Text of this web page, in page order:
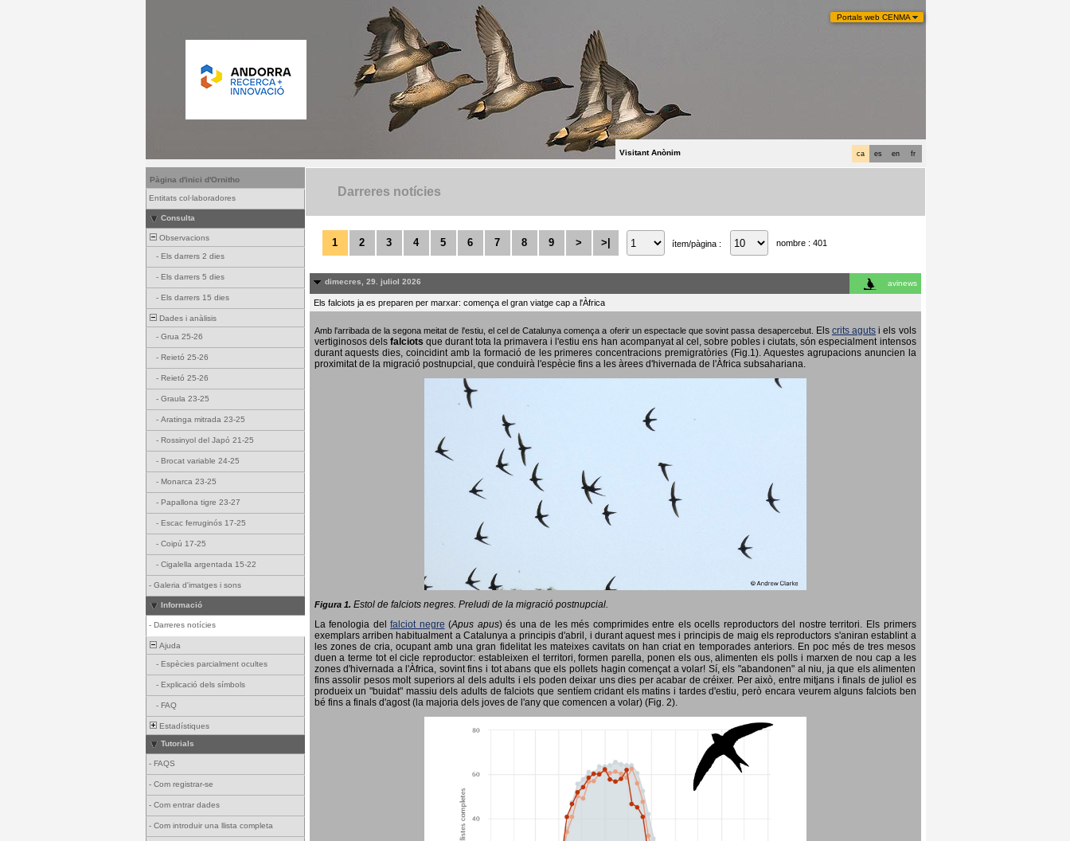
Portals web CENMA
fr
en
es
ca
Visitant Anònim
Pàgina d'inici d'Ornitho
Entitats col·laboradores
Consulta
Observacions
- Els darrers 2 dies
- Els darrers 5 dies
- Els darrers 15 dies
Dades i anàlisis
- Grua 25-26
- Reietó 25-26
- Reietó 25-26
- Graula 23-25
- Aratinga mitrada 23-25
- Rossinyol del Japó 21-25
- Brocat variable 24-25
- Monarca 23-25
- Papallona tigre 23-27
- Escac ferruginós 17-25
- Coipú 17-25
- Cigalella argentada 15-22
- Galeria d'imatges i sons
Informació
- Darreres notícies
Ajuda
- Espècies parcialment ocultes
- Explicació dels símbols
- FAQ
Estadístiques
Tutorials
- FAQS
- Com registrar-se
- Com entrar dades
- Com introduir una llista completa
Darreres notícies
1 2 3 4 5 6 7 8 9 > >| ítem/pàgina : nombre : 401
dimecres, 29. juliol 2026 avinews
Els falciots ja es preparen per marxar: comença el gran viatge cap a l'Àfrica
Amb l'arribada de la segona meitat de l'estiu, el cel de Catalunya comença a oferir un espectacle que sovint passa desapercebut. Els crits aguts i els vols
vertiginosos dels falciots que durant tota la primavera i l'estiu ens han acompanyat al cel, sobre pobles i ciutats, són especialment intensos
durant aquests dies, coincidint amb la formació de les primeres concentracions premigratòries (Fig.1). Aquestes agrupacions anuncien la
proximitat de la migració postnupcial, que conduirà l'espècie fins a les àrees d'hivernada de l'Àfrica subsahariana.
Figura 1. Estol de falciots negres. Preludi de la migració postnupcial.
La fenologia delfalciot negre (Apus apus) és una de les més comprimides entre els ocells reproductors del nostre territori. Els primers
exemplars arriben habitualment a Catalunya a principis d'abril, i durant aquest mes i principis de maig els reproductors s'aniran establint a
les zones de cria, ocupant amb una gran fidelitat les mateixes cavitats on han criat en temporades anteriors. En poc més de tres mesos
duen a terme tot el cicle reproductor: estableixen el territori, formen parella, ponen els ous, alimenten els polls i marxen de nou cap a les
zones d'hivernada a l'Àfrica, sovint fins i tot abans que els pollets hagin començat a volar! Sí, els "abandonen" al niu, ja que els alimenten
fins assolir pesos molt superiors al dels adults i els poden deixar uns dies per acabar de créixer. Per això, entre mitjans i finals de juliol es
produeix un "buidat" massiu dels adults de falciots que sentíem cridant els matins i tardes d'estiu, però encara veurem alguns falciots ben
bé fins a finals d'agost (la majoria dels joves de l'any que comencen a volar) (Fig. 2).